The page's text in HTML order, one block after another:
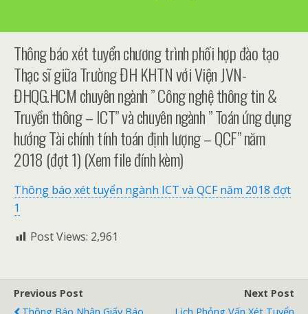
Thông báo xét tuyển chương trình phối hợp đào tạo
Thạc sĩ giữa Trường ĐH KHTN với Viện JVN-
ĐHQG.HCM chuyên ngành ” Công nghệ thông tin &
Truyền thông – ICT” và chuyên ngành ” Toán ứng dụng
hướng Tài chính tính toán định lượng – QCF” năm
2018 (đợt 1) (Xem file đính kèm)
Thông báo xét tuyển ngành ICT và QCF năm 2018 đợt
1
Post Views: 2,961
Previous Post
Next Post